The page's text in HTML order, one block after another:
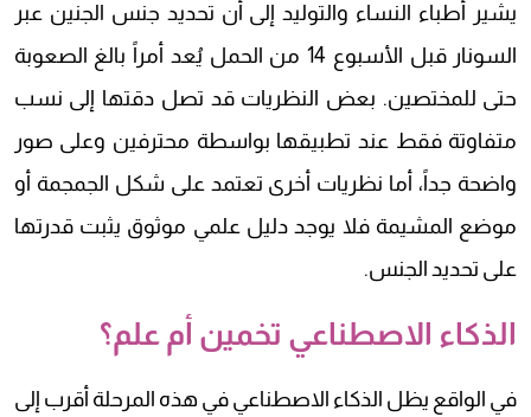
يشير أطباء النساء والتوليد إلى أن تحديد جنس الجنين عبر
السونار قبل الأسبوع 14 من الحمل يُعد أمراً بالغ الصعوبة
حتى للمختصين. بعض النظريات قد تصل دقتها إلى نسب
متفاوتة فقط عند تطبيقها بواسطة محترفين وعلى صور
واضحة جداً، أما نظريات أخرى تعتمد على شكل الجمجمة أو
موضع المشيمة فلا يوجد دليل علمي موثوق يثبت قدرتها
على تحديد الجنس.
الذكاء الاصطناعي تخمين أم علم؟
في الواقع يظل الذكاء الاصطناعي في هذه المرحلة أقرب إلى